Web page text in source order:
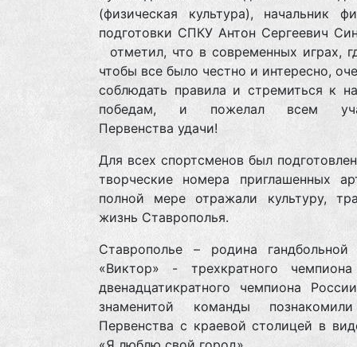
(физическая культура), начальник
подготовки СПКУ Антон Сергеевич
отметил, что в современных играх,
чтобы все было честно и интересно,
соблюдать правила и стремиться к
победам, и пожелал всем
Первенства удачи!
Для всех спортсменов был
творческие номера приглашенных
полной мере отражали культуру,
жизнь Ставрополья.
Ставрополье – родина
«Виктор» - трехкратного
двенадцатикратного чемпиона
знаменитой команды
Первенства с краевой столицей в